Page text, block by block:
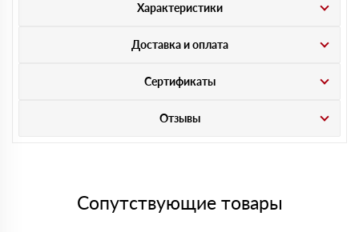
Характеристики
Доставка и оплата
Сертификаты
Отзывы
Сопутствующие товары